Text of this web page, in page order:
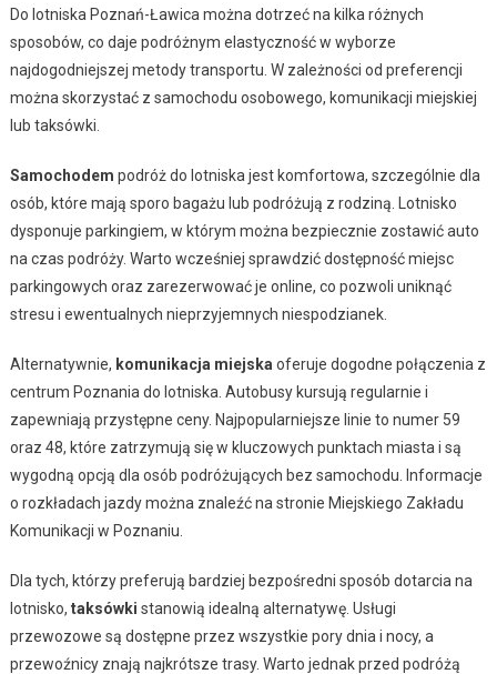
Do lotniska Poznań-Ławica można dotrzeć na kilka różnych
sposobów, co daje podróżnym elastyczność w wyborze
najdogodniejszej metody transportu. W zależności od preferencji
można skorzystać z samochodu osobowego, komunikacji miejskiej
lub taksówki.
Samochodem podróż do lotniska jest komfortowa, szczególnie dla
osób, które mają sporo bagażu lub podróżują z rodziną. Lotnisko
dysponuje parkingiem, w którym można bezpiecznie zostawić auto
na czas podróży. Warto wcześniej sprawdzić dostępność miejsc
parkingowych oraz zarezerwować je online, co pozwoli uniknąć
stresu i ewentualnych nieprzyjemnych niespodzianek.
Alternatywnie, komunikacja miejska oferuje dogodne połączenia z
centrum Poznania do lotniska. Autobusy kursują regularnie i
zapewniają przystępne ceny. Najpopularniejsze linie to numer 59
oraz 48, które zatrzymują się w kluczowych punktach miasta i są
wygodną opcją dla osób podróżujących bez samochodu. Informacje
o rozkładach jazdy można znaleźć na stronie Miejskiego Zakładu
Komunikacji w Poznaniu.
Dla tych, którzy preferują bardziej bezpośredni sposób dotarcia na
lotnisko, taksówki stanowią idealną alternatywę. Usługi
przewozowe są dostępne przez wszystkie pory dnia i nocy, a
przewoźnicy znają najkrótsze trasy. Warto jednak przed podróżą